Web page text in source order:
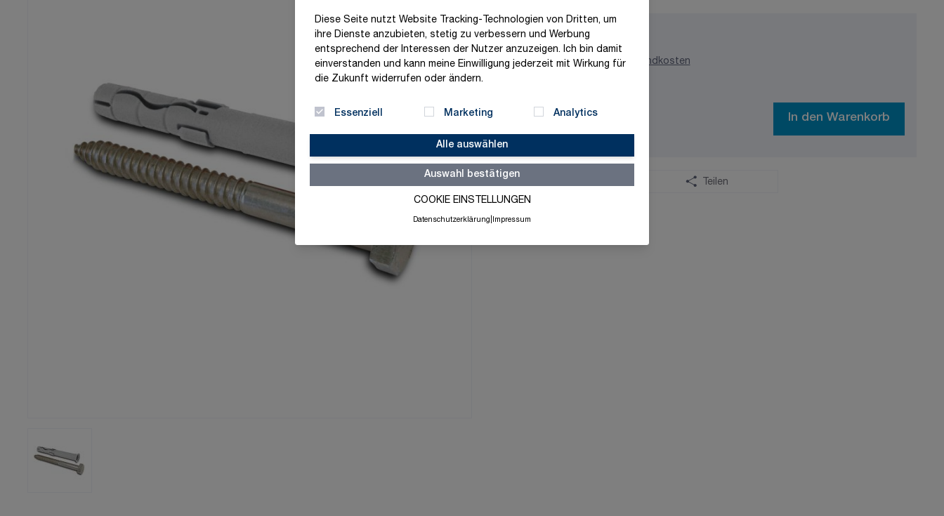
Diese Seite nutzt Website Tracking-Technologien von Dritten, um
ihre Dienste anzubieten, stetig zu verbessern und Werbung
entsprechend der Interessen der Nutzer anzuzeigen. Ich bin damit
einverstanden und kann meine Einwilligung jederzeit mit Wirkung für
die Zukunft widerrufen oder ändern.
Essenziell Marketing Analytics
Alle auswählen
Auswahl bestätigen
COOKIE EINSTELLUNGEN
Datenschutzerklärung Impressum
6,05 €
exklusive MwSt. und zzgl.Versandkosten
+ In den Warenkorb
Teilen